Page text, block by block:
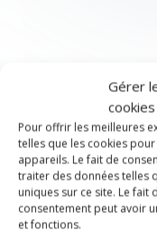
Gérer
cookies
Pour offrir les meilleures
telles que les cookies
appareils. Le fait de
traiter des données telles
uniques sur ce site. Le
consentement peut avoir
et fonctions.
Une